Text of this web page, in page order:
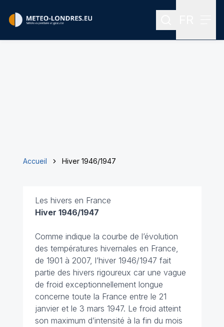
Rechercher
Accueil Hiver 1946/1947
Les hivers en France
Hiver 1946/1947
Comme indique la courbe de l’évolution
des températures hivernales en France,
de 1901 à 2007, l’hiver 1946/1947 fait
partie des hivers rigoureux car une vague
de froid exceptionnellement longue
concerne toute la France entre le 21
janvier et le 3 mars 1947. Le froid atteint
son maximum d’intensité à la fin du mois